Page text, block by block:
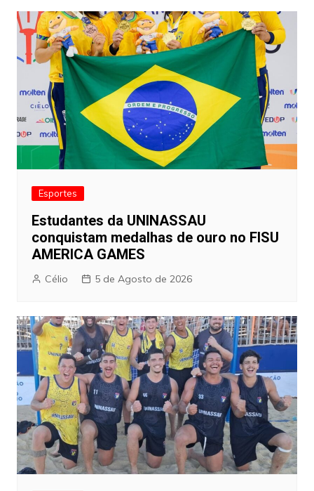
artigos
Esportes
Estudantes da UNINASSAU
conquistam medalhas de ouro no FISU
AMERICA GAMES
Célio 5 de Agosto de 2026